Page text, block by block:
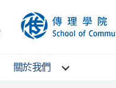
HKBU
關於我們